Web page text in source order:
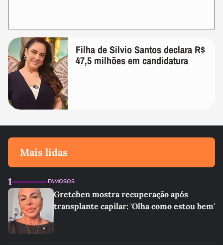
Filha de Silvio Santos declara R$
47,5 milhões em candidatura
Mais lidas
1 FAMOSOS
Gretchen mostra recuperação após
transplante capilar: 'Olha como estou bem'